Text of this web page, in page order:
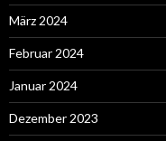
März 2024
Februar 2024
Januar 2024
Dezember 2023